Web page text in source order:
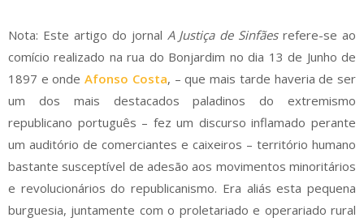
Nota: Este artigo do jornal A Justiça de Sinfãesrefere-se ao
comício realizado na rua do Bonjardim no dia 13 de Junho de
1897 e ondeAfonso Costa, – que mais tarde haveria de ser
um dos mais destacados paladinos do extremismo
republicano português – fez um discurso inflamado perante
um auditório de comerciantes e caixeiros – território humano
bastante susceptível de adesão aos movimentos minoritários
e revolucionários do republicanismo. Era aliás esta pequena
burguesia, juntamente com o proletariado e operariado rural